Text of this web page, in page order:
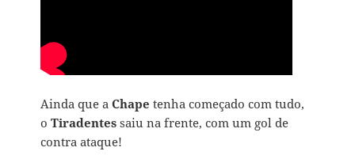
Ainda que aChape tenha começado com tudo,
oTiradentes saiu na frente, com um gol de
contra ataque!